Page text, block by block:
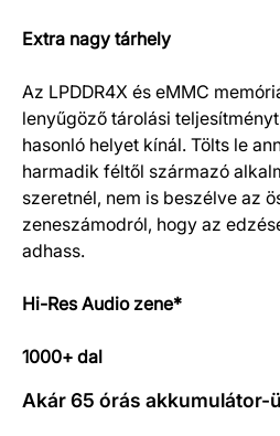
Extra nagy tárhely
Az LPDDR4X és eMMC
lenyűgöző tárolási
hasonló helyet kínál. Tölts le
harmadik féltől származó
szeretnél, nem is beszélve az
zeneszámodról, hogy az
adhass.
Hi-Res Audio zene*
1000+ dal
Akár 65 órás akkumulátor-